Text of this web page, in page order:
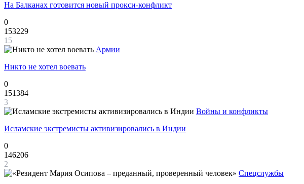
На Балканах готовится новый прокси-конфликт
0
153229
15
Армии
Никто не хотел воевать
0
151384
3
Войны и конфликты
Исламские экстремисты активизировались в Индии
0
146206
2
Спецслужбы